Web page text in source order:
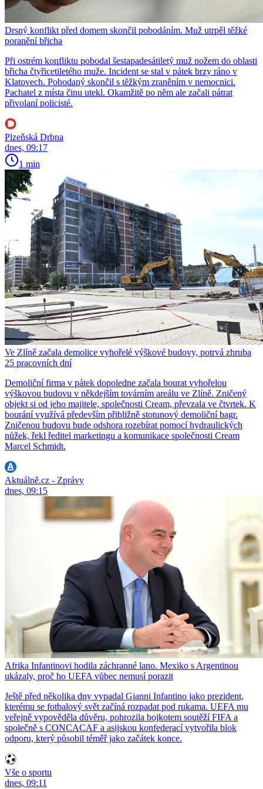
Drsný konflikt před domem skončil pobodáním. Muž utrpěl těžké
poranění břicha
Při ostrém konfliktu pobodal šestapadesátiletý muž nožem do oblasti
břicha čtyřicetiletého muže. Incident se stal v pátek brzy ráno v
Klatovech. Pobodaný skončil s těžkým zraněním v nemocnici.
Pachatel z místa činu utekl. Okamžitě po něm ale začali pátrat
přivolaní policisté.
Plzeňská Drbna
dnes, 09:17
1 min
Ve Zlíně začala demolice vyhořelé výškové budovy, potrvá zhruba
25 pracovních dní
Demoliční firma v pátek dopoledne začala bourat vyhořelou
výškovou budovu v někdejším továrním areálu ve Zlíně. Zničený
objekt si od jeho majitele, společnosti Cream, převzala ve čtvrtek. K
bourání využívá především přibližně stotunový demoliční bagr.
Zničenou budovu bude odshora rozebírat pomocí hydraulických
nůžek, řekl ředitel marketingu a komunikace společnosti Cream
Marcel Schmidt.
Aktuálně.cz - Zprávy
dnes, 09:15
Afrika Infantinovi hodila záchranné lano. Mexiko s Argentinou
ukázaly, proč ho UEFA vůbec nemusí porazit
Ještě před několika dny vypadal Gianni Infantino jako prezident,
kterému se fotbalový svět začíná rozpadat pod rukama. UEFA mu
veřejně vypověděla důvěru, pohrozila bojkotem soutěží FIFA a
společně s CONCACAF a asijskou konfederací vytvořila blok
odporu, který působil téměř jako začátek konce.
Vše o sportu
dnes, 09:11